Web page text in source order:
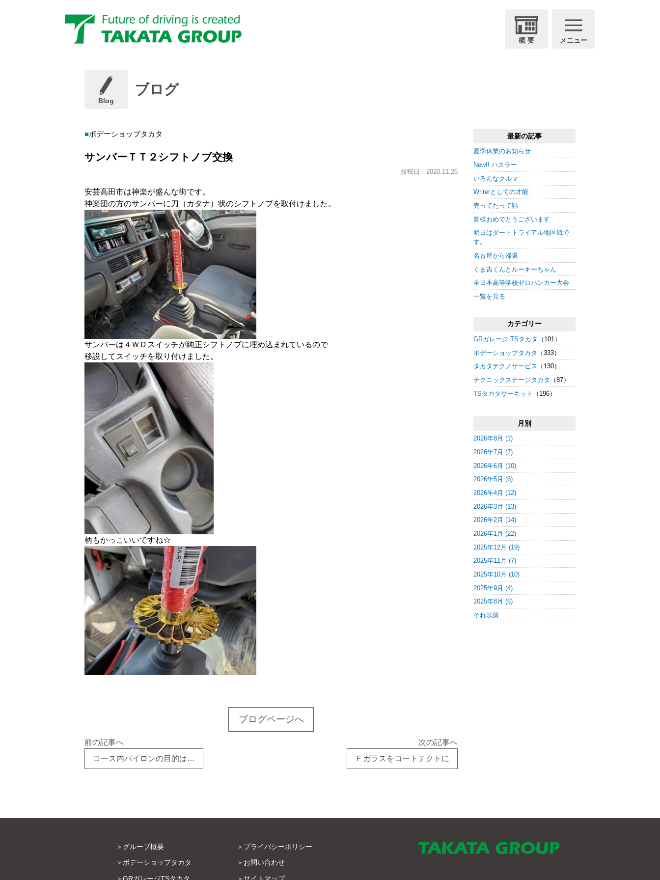
概 要 メニュー
Blog
ブログ
ボデーショップタカタ
サンバーＴＴ２シフトノブ交換
投稿日：2020.11.26
安芸高田市は神楽が盛んな街です。
神楽団の方のサンバーに刀（カタナ）状のシフトノブを取付けました。
サンバーは４ＷＤスイッチが純正シフトノブに埋め込まれているので
移設してスイッチを取り付けました。
柄もかっこいいですね☆
ブログページへ
前の記事へ
コース内パイロンの目的は…
次の記事へ
Ｆガラスをコートテクトに
最新の記事
夏季休業のお知らせ
New!! ハスラー
いろんなクルマ
Writerとしての才能
売ってたって話
皆様おめでとうございます
明日はダートトライアル地区戦で
す。
名古屋から帰還
くま吉くんとルーキーちゃん
全日本高等学校ゼロハンカー大会
一覧を見る
カテゴリー
GRガレージ TSタカタ
（101）
ボデーショップタカタ
（333）
タカタテクノサービス （130）
テクニックステージタカタ
（87）
TSタカタサーキット
（196）
月別
2026年8月 (1)
2026年7月 (7)
2026年6月 (10)
2026年5月 (6)
2026年4月 (12)
2026年3月 (13)
2026年2月 (14)
2026年1月 (22)
2025年12月 (19)
2025年11月 (7)
2025年10月 (10)
2025年9月 (4)
2025年8月 (6)
それ以前
グループ概要
ボデーショップタカタ
GRガレージTSタカタ
プライバシーポリシー
お問い合わせ
サイトマップ